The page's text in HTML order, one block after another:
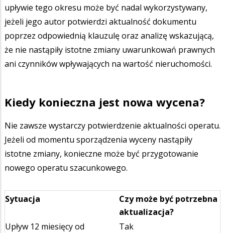
upływie tego okresu może być nadal wykorzystywany,
jeżeli jego autor potwierdzi aktualność dokumentu
poprzez odpowiednią klauzulę oraz analizę wskazującą,
że nie nastąpiły istotne zmiany uwarunkowań prawnych
ani czynników wpływających na wartość nieruchomości.
Kiedy konieczna jest nowa wycena?
Nie zawsze wystarczy potwierdzenie aktualności operatu.
Jeżeli od momentu sporządzenia wyceny nastąpiły
istotne zmiany, konieczne może być przygotowanie
nowego operatu szacunkowego.
Sytuacja
Czy może być potrzebna
aktualizacja?
Upływ 12 miesięcy od
Tak